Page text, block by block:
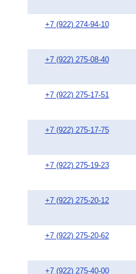
+7 (922) 274-94-10
+7 (922) 275-08-40
+7 (922) 275-17-51
+7 (922) 275-17-75
+7 (922) 275-19-23
+7 (922) 275-20-12
+7 (922) 275-20-62
+7 (922) 275-40-00